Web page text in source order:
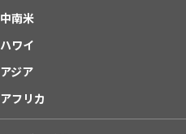
中南米
ハワイ
アジア
アフリカ